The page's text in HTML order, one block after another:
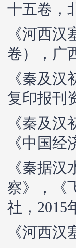
十五卷，
《河西
卷），广
《秦及
复印报刊
《秦及
《中国
《秦据
察》，《
社，2015
《河西